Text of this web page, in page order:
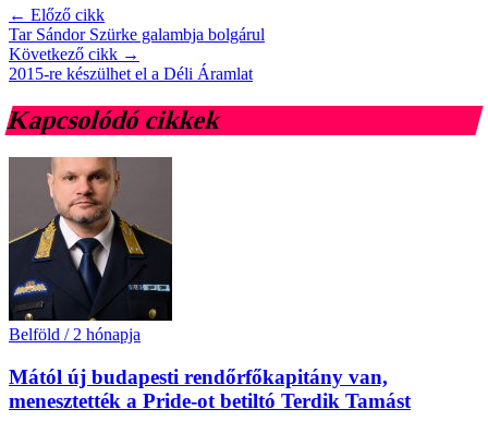
← Előző cikk
Tar Sándor Szürke galambja bolgárul
Következő cikk →
2015-re készülhet el a Déli Áramlat
Kapcsolódó cikkek
Belföld / 2 hónapja
Mától új budapesti rendőrfőkapitány van,
menesztették a Pride-ot betiltó Terdik Tamást